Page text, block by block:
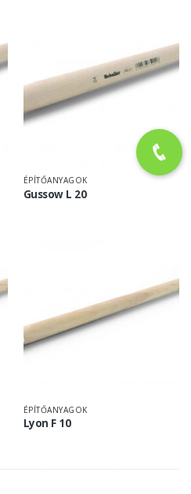
ÉPÍTŐANYAGOK
Gussow L 20
ÉPÍTŐANYAGOK
Lyon F 10